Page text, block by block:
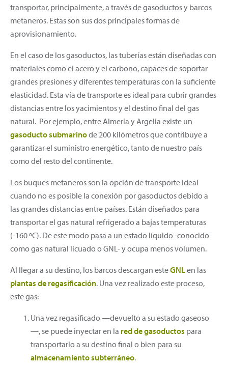
transportar, principalmente, a través de gasoductos y barcos
metaneros. Estas son sus dos principales formas de
aprovisionamiento.
En el caso de los gasoductos, las tuberías están diseñadas con
materiales como el acero y el carbono, capaces de soportar
grandes presiones y diferentes temperaturas con la suficiente
elasticidad. Esta vía de transporte es ideal para cubrir grandes
distancias entre los yacimientos y el destino final del gas
natural. Por ejemplo, entre Almería y Argelia existe un
gasoducto submarinode 200 kilómetros que contribuye a
garantizar el suministro energético, tanto de nuestro país
como del resto del continente.
Los buques metaneros son la opción de transporte ideal
cuando no es posible la conexión por gasoductos debido a
las grandes distancias entre países. Están diseñados para
transportar el gas natural refrigerado a bajas temperaturas
(-160 ºC). De este modo pasa a un estado líquido -conocido
como gas natural licuado o GNL- y ocupa menos volumen.
Al llegar a su destino, los barcos descargan esteGNLen las
plantas de regasificación. Una vez realizado este proceso,
este gas:
Una vez regasificado —devuelto a su estado gaseoso
—, se puede inyectar en la red de gasoductos para
transportarlo a su destino final o bien para su
almacenamiento subterráneo.